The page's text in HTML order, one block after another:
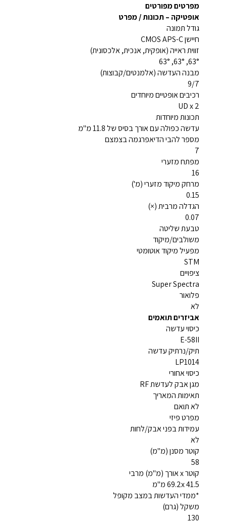
מפרטים מפורטים
אופטיקה – תכונות / מפרט
גודל תמונה
חיישן CMOS APS-C
זווית ראייה (אופקית, אנכית, אלכסונית)
63°, 63°, 63°
מבנה העדשה (אלמנטים/קבוצות)
9/7
רכיבים אופטיים מיוחדים
2 x‏ UD
תכונות מיוחדות
עדשה כפולה עם אורך בסיס של 11.8 מ"מ
מספר להבי הדיאפרגמה בצמצם
7
מפתח מזערי
16
מרחק מיקוד מזערי (מ')
0.15
הגדלה מרבית (×)
0.07
טבעת שליטה
משולבים/מיקוד
מפעיל מיקוד אוטומטי
STM
ציפויים
Super Spectra
פלואור
לא
אביזרים תואמים
כיסוי עדשה
E-58II
תיק/נרתיק עדשה
LP1014
כיסוי אחורי
מגן אבק לעדשת RF
תאימות המאריך
לא תואם
מפרט פיזי
עמידות בפני אבק/לחות
לא
קוטר מסנן (מ"מ)
58
קוטר x אורך (מ"מ) מרבי
69.2x 41.5 מ"מ
*ממדי העדשות במצב מקופל
משקל (גרם)
130